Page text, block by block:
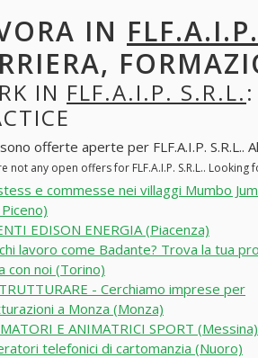
IN
IN FLF.A.I.P. S.R.L.
offerte aperte per FLF.A.I.P.
not any open offers for FLF.A.I.P. S.R.L..
e commesse nei villaggi Mumbo
EDISON ENERGIA (Piacenza)
lavoro come Badante? Trova la tua
con noi (Torino)
- Cerchiamo imprese per
a Monza (Monza)
E ANIMATRICI SPORT (Messina)
telefonici di cartomanzia (Nuoro)